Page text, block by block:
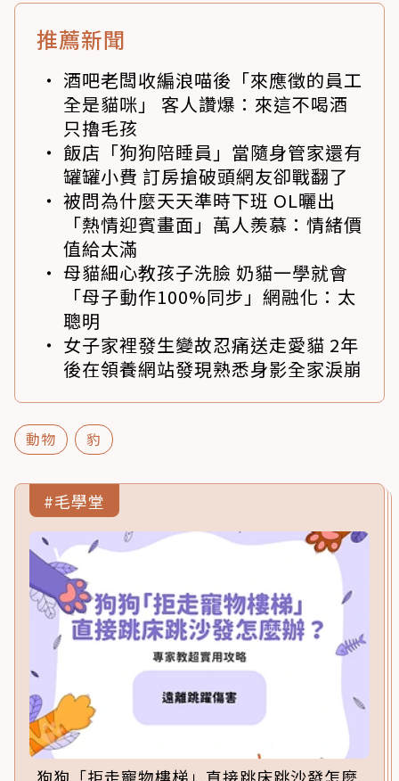
推薦新聞
酒吧老闆收編浪喵後「來應徵的員工
全是貓咪」 客人讚爆：來這不喝酒
只擼毛孩
飯店「狗狗陪睡員」當隨身管家還有
罐罐小費 訂房搶破頭網友卻戰翻了
被問為什麼天天準時下班 OL曬出
「熱情迎賓畫面」萬人羨慕：情緒價
值給太滿
母貓細心教孩子洗臉 奶貓一學就會
「母子動作100%同步」網融化：太
聰明
女子家裡發生變故忍痛送走愛貓 2年
後在領養網站發現熟悉身影全家淚崩
動物 豹
#毛學堂